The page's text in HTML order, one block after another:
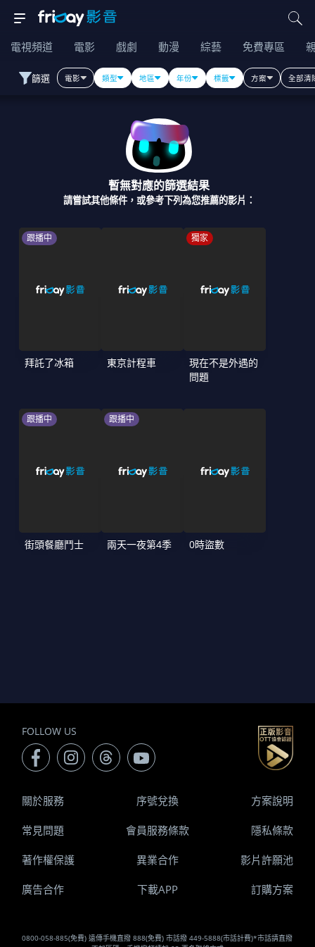
電視頻道 電影 戲劇 動漫 綜藝 免費專區
篩選 電影 類型 地區 年份 標籤 方案 全部清
暫無對應的篩選結果
請嘗試其他條件，或參考下列為您推薦的影片：
跟播中
拜託了冰箱 東京計程車
獨家
現在不是外遇的
問題
跟播中
街頭餐廳鬥士
跟播中
兩天一夜第4季 0時盜數
FOLLOW US
0800-058-885(免費) 遠傳手機直撥 888(免費) 市話撥 449-5888(市話計費)*市話請直撥
關於服務 序號兌換 方案說明
常見問題 會員服務條款 隱私條款
著作權保護 異業合作 影片許願池
廣告合作 下載APP 訂購方案